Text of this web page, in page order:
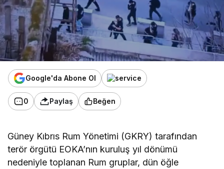
Google'da Abone Ol
0 Paylaş Beğen
Güney Kıbrıs Rum Yönetimi (GKRY) tarafından
terör örgütü EOKA’nın kuruluş yıl dönümü
nedeniyle toplanan Rum gruplar, dün öğle